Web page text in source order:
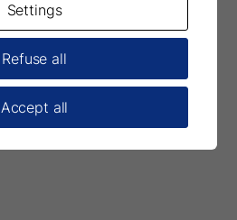
Settings
Refuse all
Accept all